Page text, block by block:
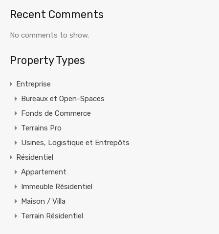
Recent Comments
No comments to show.
Property Types
Entreprise
Bureaux et Open-Spaces
Fonds de Commerce
Terrains Pro
Usines, Logistique et Entrepôts
Résidentiel
Appartement
Immeuble Résidentiel
Maison / Villa
Terrain Résidentiel